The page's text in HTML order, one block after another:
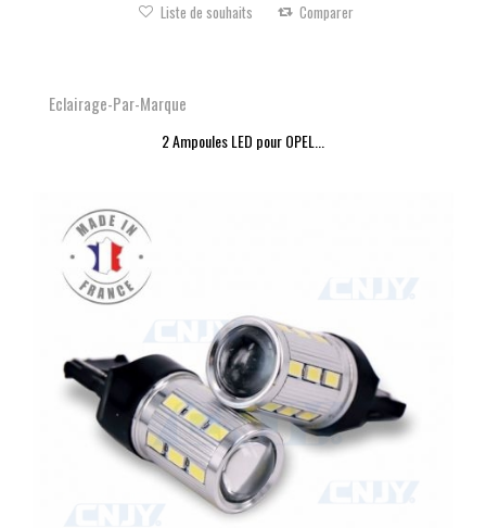
Liste de souhaits Comparer
Eclairage-Par-Marque
2 Ampoules LED pour OPEL...